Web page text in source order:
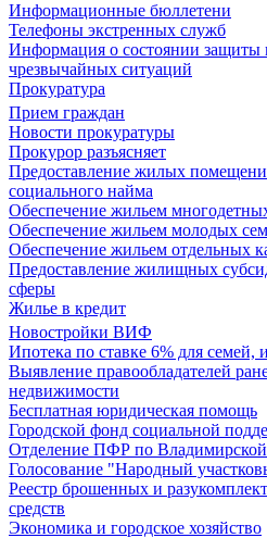
Информационные бюллетени
Телефоны экстренных служб
Информация о состоянии защиты
чрезвычайных ситуаций
Прокуратура
Прием граждан
Новости прокуратуры
Прокурор разъясняет
Предоставление жилых
социального найма
Обеспечение жильем
Обеспечение жильем молодых
Обеспечение жильем отдельных
Предоставление жилищных
сферы
Жилье в кредит
Новостройки ВИФ
Ипотека по ставке 6% для
Выявление правообладателей
недвижимости
Бесплатная юридическая помощь
Городской фонд социальной
Отделение ПФР по Владимирской
Голосование "Народный
Реестр брошенных и
средств
Экономика и городское хозяйство